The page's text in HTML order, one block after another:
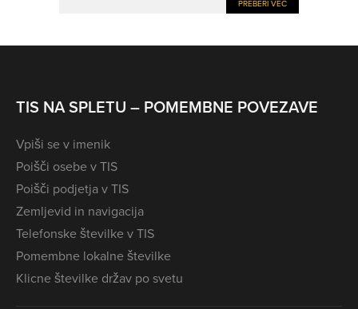
PREBERI VEČ
TIS NA SPLETU – POMEMBNE POVEZAVE
Vpiši se v imenik
Poišči osebe v TIS
Poišči podjetja v TIS
Zemljevid in navigacija
Telefonske številke v TIS
Pomembne lokalne številke
Klicne številke držav po svetu